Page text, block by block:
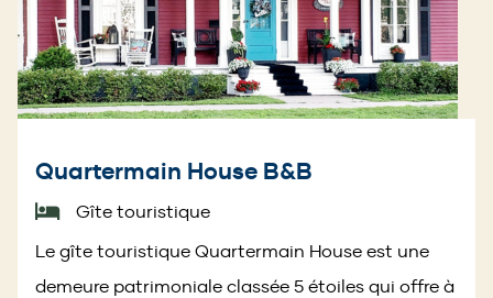
Quartermain House B&B
Gîte touristique
Le gîte touristique Quartermain House est une
demeure patrimoniale classée 5 étoiles qui offre à